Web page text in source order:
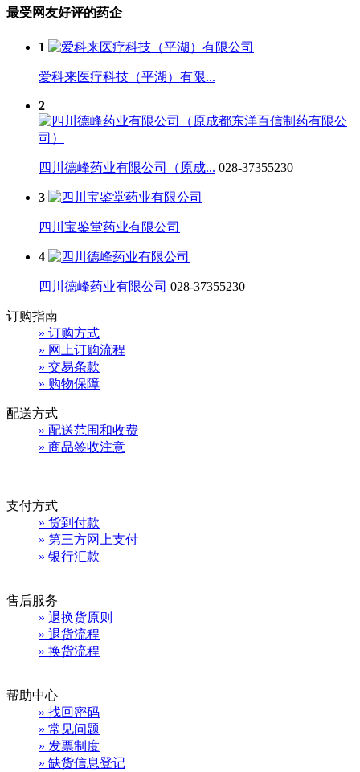
最受网友好评的药企
1
爱科来医疗科技（平湖）有限...
2
四川德峰药业有限公司（原成... 028-37355230
3
四川宝鉴堂药业有限公司
4
四川德峰药业有限公司 028-37355230
订购指南
» 订购方式
» 网上订购流程
» 交易条款
» 购物保障
配送方式
» 配送范围和收费
» 商品签收注意
支付方式
» 货到付款
» 第三方网上支付
» 银行汇款
售后服务
» 退换货原则
» 退货流程
» 换货流程
帮助中心
» 找回密码
» 常见问题
» 发票制度
» 缺货信息登记